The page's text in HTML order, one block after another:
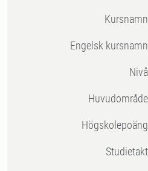
Kursnamn
Engelsk kursnamn
Nivå
Huvudområde
högskolepoäng
Studietakt